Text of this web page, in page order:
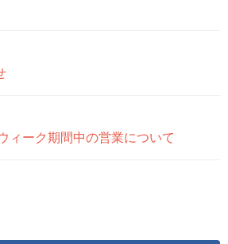
ィーク期間中の営業について